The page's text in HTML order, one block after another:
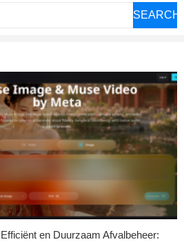
SEARCH
en Duurzaam Afvalbeheer: